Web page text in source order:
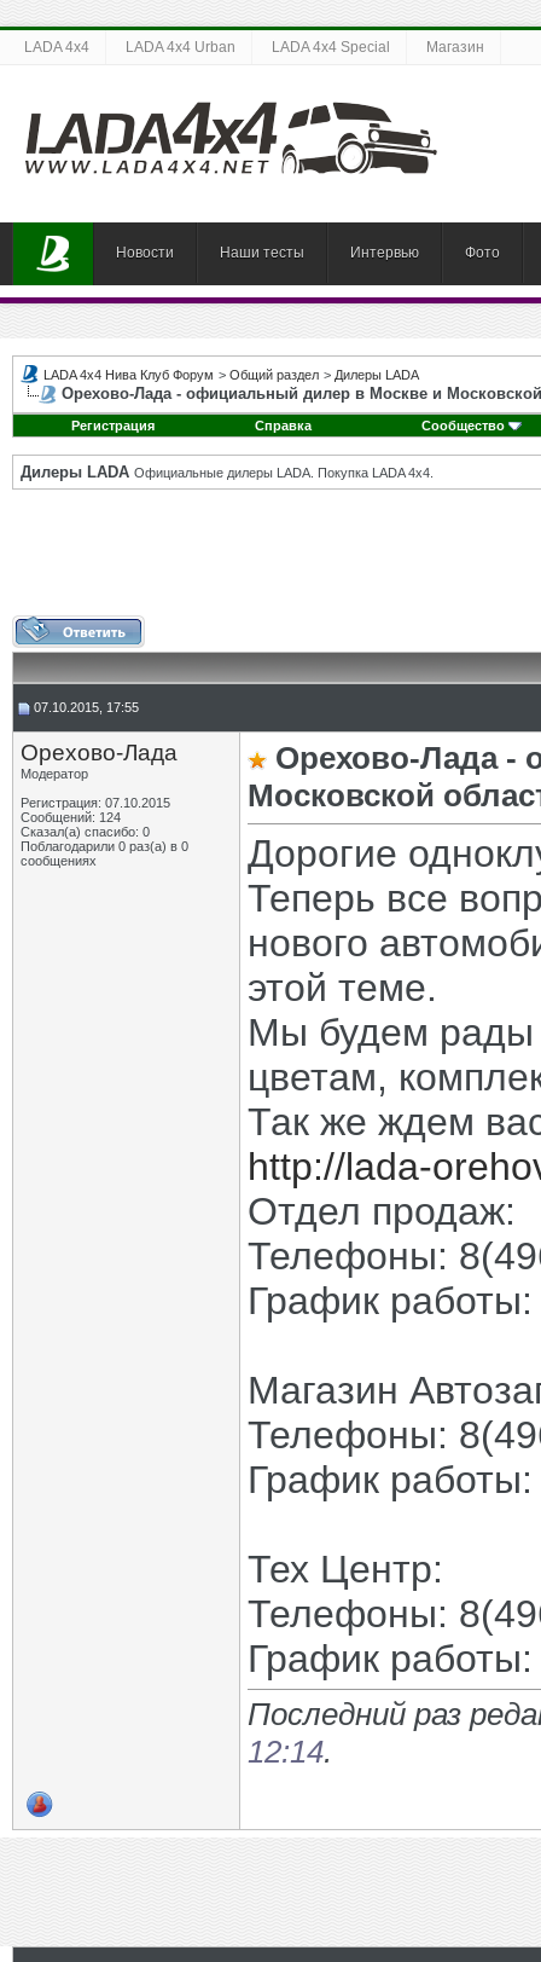
LADA 4x4 LADA 4x4 Urban LADA 4x4 Special Магазин
Новости Наши тесты Интервью Фото
LADA 4x4 Нива Клуб Форум > Общий раздел > Дилеры LADA
Орехово-Лада - официальный дилер в Москве и
Регистрация Справка Сообщество
Дилеры LADA Официальные дилеры LADA. Покупка LADA 4x4.
07.10.2015, 17:55
Орехово-Лада
Модератор
Регистрация: 07.10.2015
Сообщений: 124
Сказал(а) спасибо: 0
Поблагодарили 0 раз(а) в 0
сообщениях
Орехово-Лада -
Московской
Дорогие
Теперь все
нового
этой теме.
Мы будем рады
цветам,
Так же ждем
http://lada-
Отдел продаж:
Телефоны:
График
Магазин
Телефоны:
График
Тех Центр:
Телефоны:
График
Последний раз
12:14.